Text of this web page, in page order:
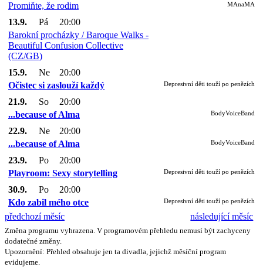
Promiňte, že rodim
MAnaMA
13.9. Pá
20:00
Barokní procházky / Baroque Walks -
Beautiful Confusion Collective
(CZ/GB)
15.9.
Ne
20:00
Očistec si zaslouží každý
Depresivní děti touží po penězích
21.9. So
20:00
...because of Alma
BodyVoiceBand
22.9. Ne
20:00
...because of Alma
BodyVoiceBand
23.9. Po
20:00
Playroom: Sexy storytelling
Depresivní děti touží po penězích
30.9. Po
20:00
Kdo zabil mého otce
Depresivní děti touží po penězích
předchozí měsíc následující měsíc
Změna programu vyhrazena. V programovém přehledu nemusí být zachyceny
dodatečné změny.
Upozornění: Přehled obsahuje jen ta divadla, jejichž měsíční program
evidujeme.